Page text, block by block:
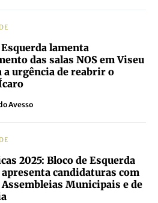
lamenta
das salas NOS em Viseu
a urgência de reabrir o
Avesso
2025: Bloco de Esquerda
apresenta candidaturas com
Municipais e de